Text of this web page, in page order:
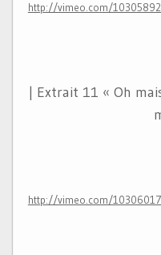
http://vimeo.com/
| Extrait 11 « Oh
http://vimeo.com/